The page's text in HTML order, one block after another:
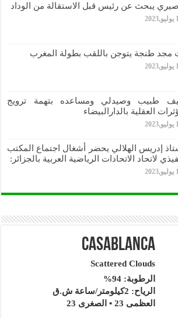
يبحث عن رئيس قبل الاستقالة من الوداد
مجد طنجة يتوجن باللقب بطولة المغرب
طبيب وصيدلي ومساعده بتهمة ترويج
العقلية بالدارالبيضاء
إدريس الهلالي يحضر أشغال اجتماع المكتب
لاتحاد الاتحادات الرياضية العربية بالجزائر:
Casablanca
Scattered Clouds
الرطوبة: 94%
الرياح: 2كيلومتر/ساعة ش.ق
العظمى 23 • الصغرى 23